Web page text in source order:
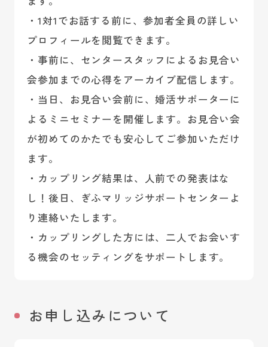
・1対1でお話する前に、参加者全員の詳しい
プロフィールを閲覧できます。
・事前に、センタースタッフによるお見合い
会参加までの心得をアーカイブ配信します。
・当日、お見合い会前に、婚活サポーターに
よるミニセミナーを開催します。お見合い会
が初めてのかたでも安心してご参加いただけ
ます。
・カップリング結果は、人前での発表はな
し！後日、ぎふマリッジサポートセンターよ
り連絡いたします。
・カップリングした方には、二人でお会いす
る機会のセッティングをサポートします。
お申し込みについて